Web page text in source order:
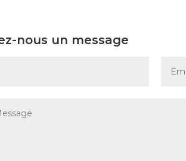
nous un message